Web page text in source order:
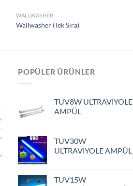
WALLWASHER
Wallwasher (Tek Sıra)
POPÜLER ÜRÜNLER
TUV8W ULTRAVİYOLE
AMPÜL
TUV30W
ULTRAVİYOLE AMPÜL
TUV15W